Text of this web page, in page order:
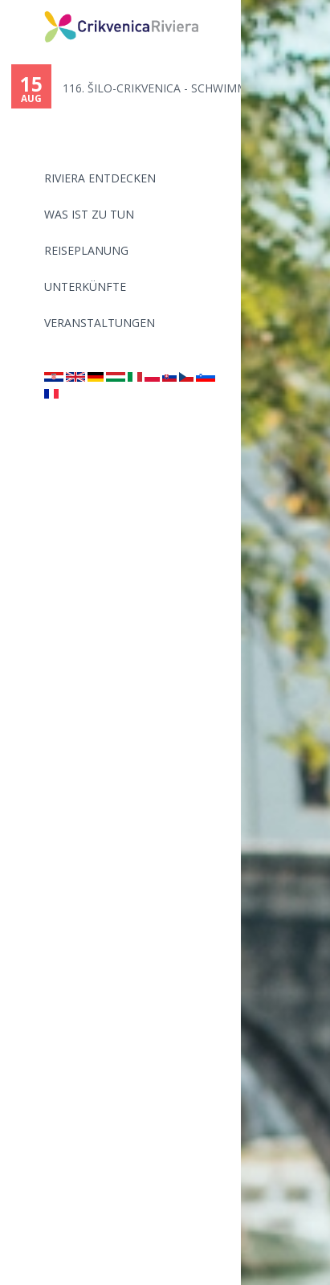
RIVIERA ENTDECKEN
WAS IST ZU TUN
REISEPLANUNG
UNTERKÜNFTE
VERANSTALTUNGEN
15
AUG
116. ŠILO-CRIKVENICA - SCHWIMM...